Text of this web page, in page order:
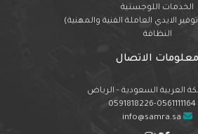
الخدمات اللوجستية
الايدي العاملة الفنية والمهنية)
النظافة
معلومات الاتصال
العربية السعودية - الرياض
0591818226-0561111164
info@samra.sa